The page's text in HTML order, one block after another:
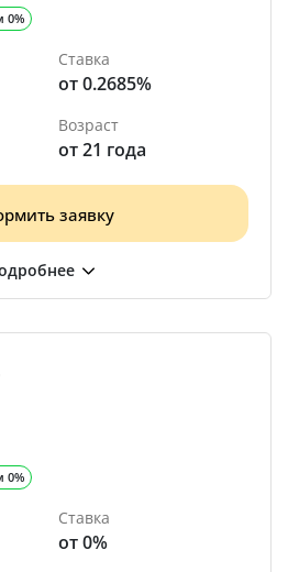
0%
Ставка
от 0.2685%
Возраст
от 21 года
заявку
0%
Ставка
от 0%